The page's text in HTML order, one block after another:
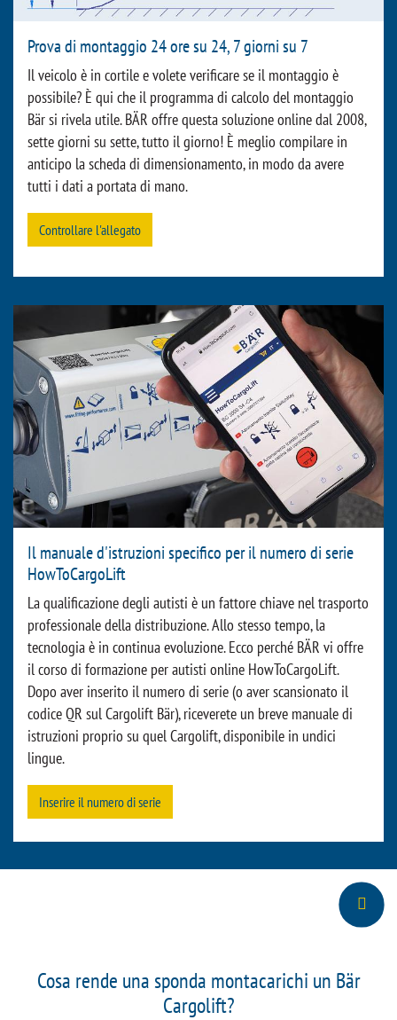
Prova di montaggio 24 ore su 24, 7 giorni su 7
Il veicolo è in cortile e volete verificare se il montaggio è
possibile? È qui che il programma di calcolo del montaggio
Bär si rivela utile. BÄR offre questa soluzione online dal 2008,
sette giorni su sette, tutto il giorno! È meglio compilare in
anticipo la scheda di dimensionamento, in modo da avere
tutti i dati a portata di mano.
Controllare l'allegato
Il manuale d'istruzioni specifico per il numero di serie
HowToCargoLift
La qualificazione degli autisti è un fattore chiave nel trasporto
professionale della distribuzione. Allo stesso tempo, la
tecnologia è in continua evoluzione. Ecco perché BÄR vi offre
il corso di formazione per autisti online HowToCargoLift.
Dopo aver inserito il numero di serie (o aver scansionato il
codice QR sul Cargolift Bär), riceverete un breve manuale di
istruzioni proprio su quel Cargolift, disponibile in undici
lingue.
Inserire il numero di serie
Cosa rende una sponda montacarichi un Bär
Cargolift?